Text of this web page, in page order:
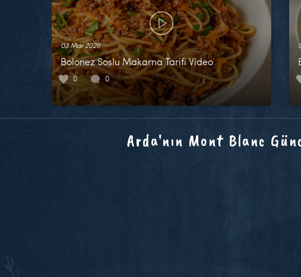
03 Mar 2026
Bolonez Soslu Makarna Tarifi Video
0 0
Arda'nın Mont Blanc